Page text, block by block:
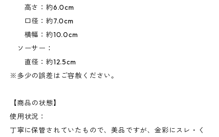
高さ：約6.0cm
口径：約7.0cm
横幅：約10.0cm
ソーサー：
直径：約12.5cm
※多少の誤差はご容赦ください。
【商品の状態】
使用状況：
丁寧に保管されていたもので、美品ですが、金彩にスレ・く